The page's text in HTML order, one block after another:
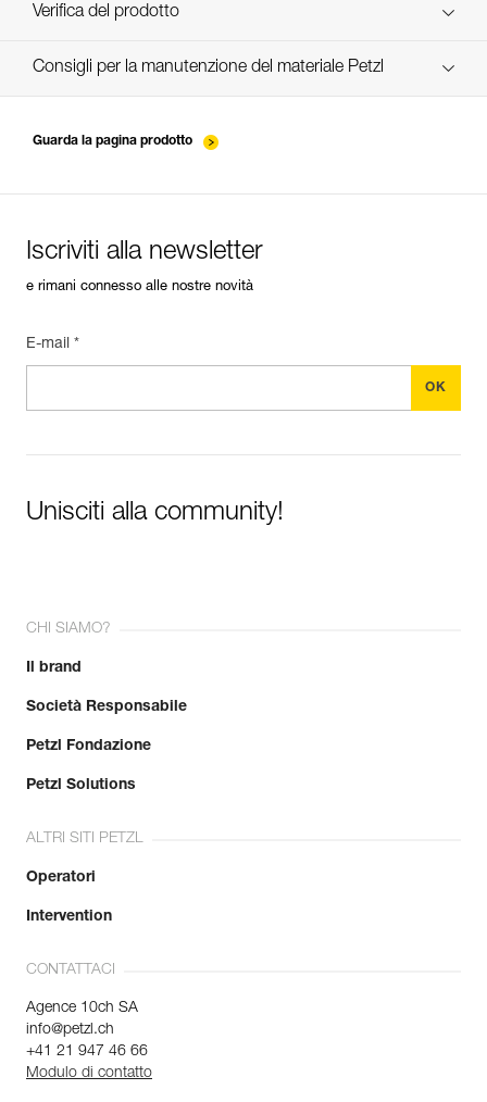
verif-EPI-poulies_bloqueurs-procedure_IT
Verifica del prodotto
verif-EPI-poulies_bloqueurs-suivi_IT
Consigli per la manutenzione del materiale Petzl
Guarda la pagina prodotto
Iscriviti alla newsletter
e rimani connesso alle nostre novità
E-mail *
Unisciti alla community!
CHI SIAMO?
Il brand
Società Responsabile
Petzl Fondazione
Petzl Solutions
ALTRI SITI PETZL
Operatori
Intervention
CONTATTACI
Agence 10ch SA
info@petzl.ch
+41 21 947 46 66
Modulo di contatto